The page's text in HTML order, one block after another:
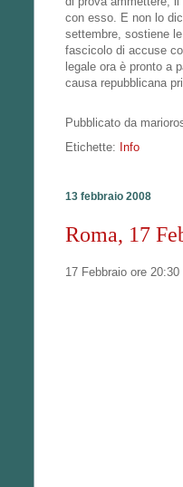
con esso. E non lo
settembre, sostiene
fascicolo di accuse
legale ora è pronto a
causa repubblicana
Pubblicato da
Etichette: Info
13 febbraio 2008
Roma, 17
17 Febbraio ore